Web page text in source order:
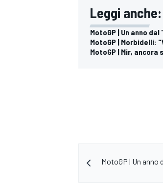
Leggi anche:
MotoGP | Un anno
MotoGP | Morbidelli:
MotoGP | Mir,
MotoGP | Un anno